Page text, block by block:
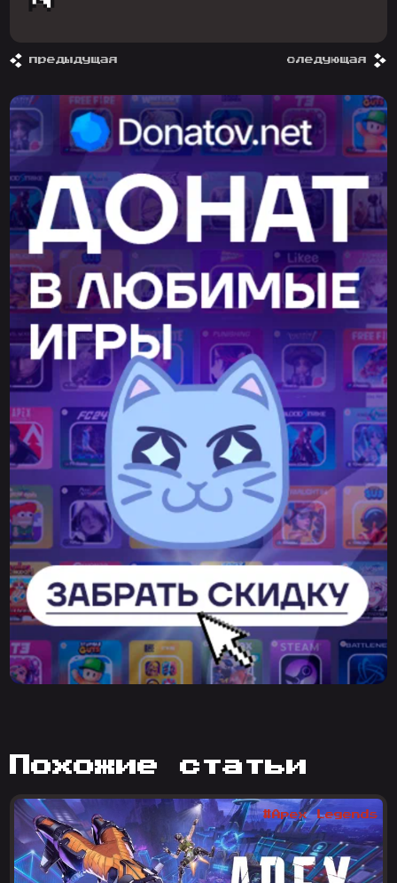
предыдущая следующая
похожие статьи
#Apex Legends